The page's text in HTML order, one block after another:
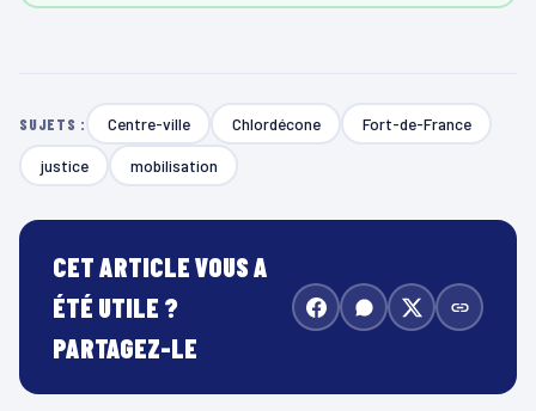
SUJETS : Centre-ville Chlordécone Fort-de-France
justice mobilisation
CET ARTICLE VOUS A
ÉTÉ UTILE ?
PARTAGEZ-LE